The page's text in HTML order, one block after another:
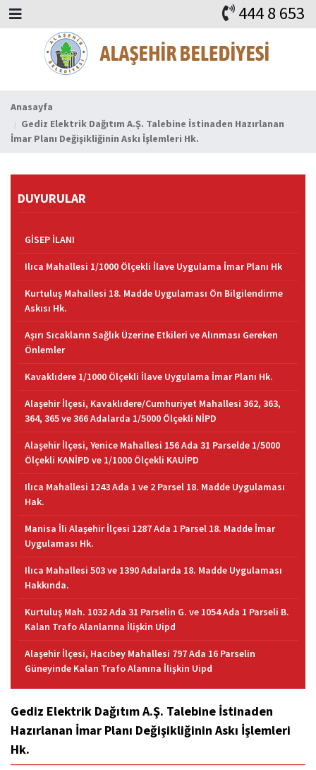
444 8 653
BAŞKAN
ALAŞEHİR
HABERLER
İHALELER
DUYURULAR
KURUMSAL
ALAŞEHİR
FAYDALI ADRESLER
iLETİŞİM
Anasayfa
Gediz Elektrik Dağıtım A.Ş. Talebine İstinaden Hazırlanan
İmar Planı Değişikliğinin Askı İşlemleri Hk.
DUYURULAR
GİSEP İLANI
Ilıca Mahallesi 1/1000 Ölçekli İlave Uygulama İmar Planı Hk
Kurtuluş Mahallesi 18. Madde Uygulaması Ön Bilgilendirme
Askısı Hk.
Aşırı Sıcakların Sağlık Üzerine Etkileri ve Alınması Gereken
Önlemler
Kavaklıdere 1/1000 Ölçekli İlave Uygulama İmar Planı Hk.
Alaşehir İlçesi, Kavaklıdere/Cumhuriyet Mahallesi 362, 363,
364, 365 ve 366 Adalarda 1/5000 Ölçekli NİPD
Alaşehir İlçesi, Yenice Mahallesi 156 Ada 31 Parselde 1/5000
Ölçekli KANİPD ve 1/1000 Ölçekli KAUİPD
Ilıca Mahallesi 1243 Ada 1 ve 2 Parsel 18. Madde Uygulaması
Hak.
Manisa İli Alaşehir İlçesi 1287 Ada 1 Parsel 18. Madde İmar
Uygulaması Hk.
Ilıca Mahallesi 503 ve 1390 Adalarda 18. Madde Uygulaması
Hakkında.
Kurtuluş Mah. 1032 Ada 31 Parselin G. ve 1054 Ada 1 Parseli B.
Kalan Trafo Alanlarına İlişkin Uipd
Alaşehir İlçesi, Hacıbey Mahallesi 797 Ada 16 Parselin
Güneyinde Kalan Trafo Alanına İlişkin Uipd
Gediz Elektrik Dağıtım A.Ş. Talebine İstinaden
Hazırlanan İmar Planı Değişikliğinin Askı İşlemleri
Hk.